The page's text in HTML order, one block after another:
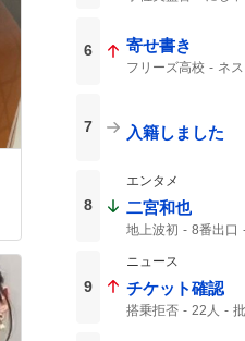
6 寄せ書き
フリーズ高校 ネス
7 入籍しました
8
エンタメ
二宮和也
地上波初 8番出口
映画「8番出口」
9
ニュース
チケット確認
搭乗拒否 22人